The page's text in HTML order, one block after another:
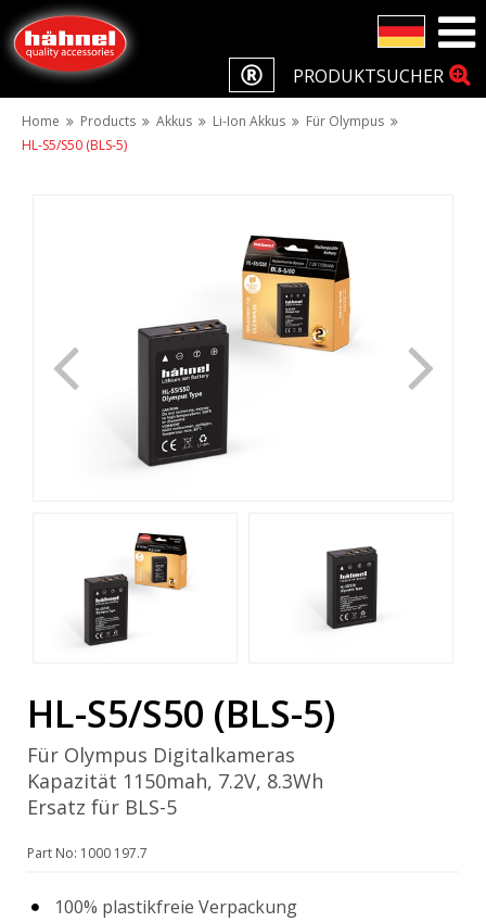
PRODUKTSUCHER
Home Products Akkus Li-Ion Akkus
Für Olympus
HL-S5/S50 (BLS-5)
HL-S5/S50 (BLS-5)
Für Olympus Digitalkameras
Kapazität 1150mah, 7.2V, 8.3Wh
Ersatz für BLS-5
Part No: 1000 197.7
100% plastikfreie Verpackung